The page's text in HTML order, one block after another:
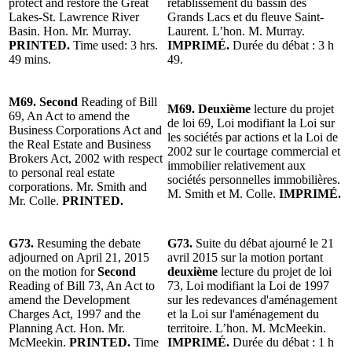
Lakes-St. Lawrence River
Basin. Hon. Mr. Murray.
PRINTED. Time used: 3 hrs.
49 mins.
Grands Lacs et du fleuve Saint-
Laurent. L’hon. M. Murray.
IMPRIMÉ. Durée du débat : 3 h
49.
M69. Second Reading of Bill
69, An Act to amend the
Business Corporations Act and
the Real Estate and Business
Brokers Act, 2002 with respect
to personal real estate
corporations. Mr. Smith and
Mr. Colle. PRINTED.
M69. Deuxième lecture du projet
de loi 69, Loi modifiant la Loi sur
les sociétés par actions et la Loi de
2002 sur le courtage commercial et
immobilier relativement aux
sociétés personnelles immobilières.
M. Smith et M. Colle. IMPRIMÉ.
G73. Resuming the debate
adjourned on April 21, 2015
on the motion forSecond
Reading of Bill 73, An Act to
amend the Development
Charges Act, 1997 and the
Planning Act. Hon. Mr.
McMeekin. PRINTED. Time
G73. Suite du débat ajourné le 21
avril 2015 sur la motion portant
deuxième lecture du projet de loi
73, Loi modifiant la Loi de 1997
sur les redevances d'aménagement
et la Loi sur l'aménagement du
territoire. L’hon. M. McMeekin.
IMPRIMÉ. Durée du débat : 1 h